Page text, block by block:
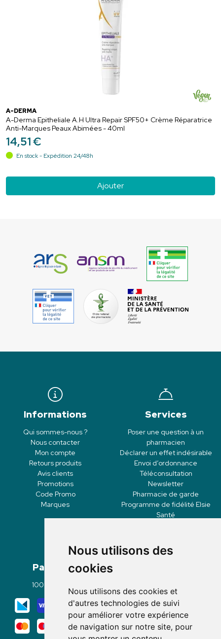
Nous utilisons des
cookies
Nous utilisons des cookies et
d'autres technologies de suivi
pour améliorer votre expérience
de navigation sur notre site, pour
A-DERMA
A-Derma Epitheliale A.H Ultra Repair SPF50+ Crème Réparatrice
Anti-Marques Peaux Abimées - 40ml
14,51€
En stock - Expédition 24/48h
Ajouter
Informations
Qui sommes-nous ?
Nous contacter
Mon compte
Retours produits
Avis clients
Promotions
Code Promo
Marques
Services
Poser une question à un
pharmacien
Déclarer un effet indésirable
Envoi d’ordonnance
Téléconsultation
Newsletter
Pharmacie de garde
Programme de fidélité Elsie
Santé
Paiement
100% sécurisé
Mode de livraison